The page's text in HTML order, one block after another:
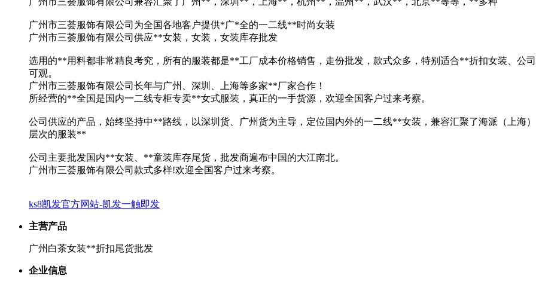
广州市三荟服饰有限公司为全国各地客户提供*广*全的一二线**时尚女装
广州市三荟服饰有限公司供应**女装，女装，女装库存批发
选用的**用料都非常精良考究，所有的服装都是**工厂成本价格销售，走份批发，款式众多，特别适合**折扣女装、公
可观。
广州市三荟服饰有限公司长年与广州、深圳、上海等多家**厂家合作！
所经营的**全国是国内一二线专柜专卖**女式服装，真正的一手货源，欢迎全国客户过来考察。
公司供应的产品，始终坚持中**路线，以深圳货、广州货为主导，定位国内外的一二线**女装，兼容汇聚了海派（上海
层次的服装**
公司主要批发国内**女装、**童装库存尾货，批发商遍布中国的大江南北。
广州市三荟服饰有限公司款式多样!欢迎全国客户过来考察。
ks8凯发官方网站-凯发一触即发
主营产品
广州白茶女装**折扣尾货批发
企业信息